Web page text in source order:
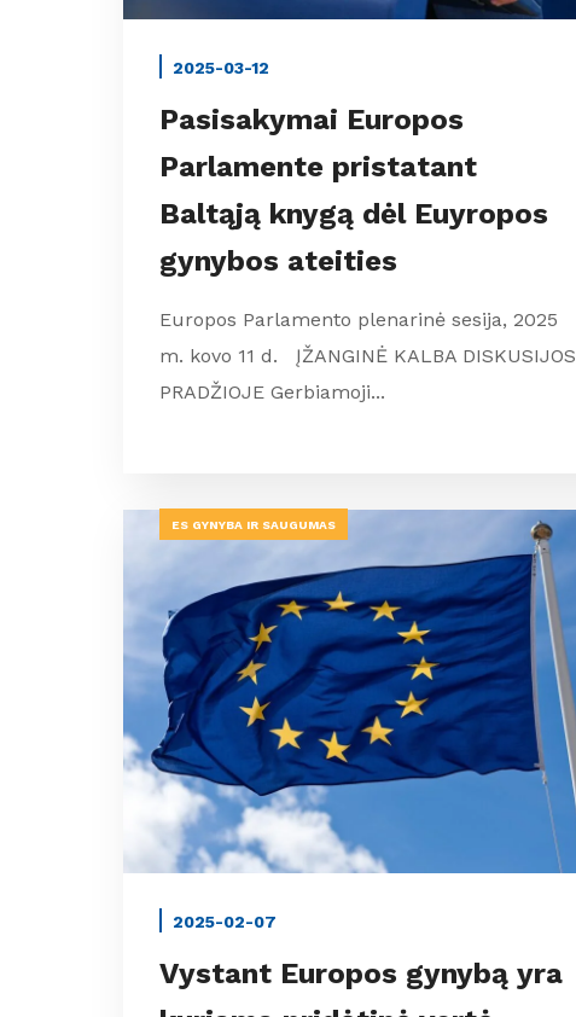
2025-03-12
Pasisakymai Europos
Parlamente pristatant
Baltąją knygą dėl Euyropos
gynybos ateities
Europos Parlamento plenarinė sesija, 2025
m. kovo 11 d. ĮŽANGINĖ KALBA DISKUSIJOS
PRADŽIOJE Gerbiamoji...
ES GYNYBA IR SAUGUMAS
2025-02-07
Vystant Europos gynybą yra